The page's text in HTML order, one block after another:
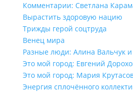
Комментарии: Светлана
Вырастить здоровую нацию
Трижды герой соцтруда
Венец мира
Разные люди: Алина Вальчук
Это мой город: Евгений
Это мой город: Мария
Энергия сплочённого